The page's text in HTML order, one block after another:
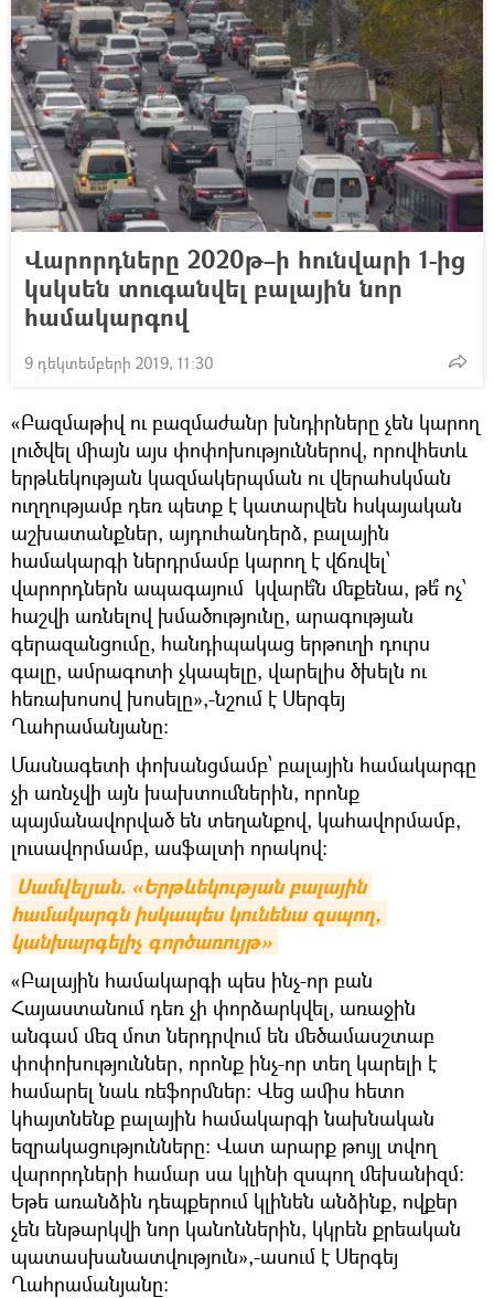
Վարորդները 2020թ–ի հունվարի 1-ից
կսկսեն տուգանվել բալային նոր
համակարգով
9 դեկտեմբերի 2019, 11:30
«Բազմաթիվ ու բազմաժանր խնդիրները չեն կարող
լուծվել միայն այս փոփոխություններով, որովհետև
երթևեկության կազմակերպման ու վերահսկման
ուղղությամբ դեռ պետք է կատարվեն հսկայական
աշխատանքներ, այդուհանդերձ, բալային
համակարգի ներդրմամբ կարող է վճռվել՝
վարորդներն ապագայում կվարե՞ն մեքենա, թե՞ ոչ՝
հաշվի առնելով խմածությունը, արագության
գերազանցումը, հանդիպակաց երթուղի դուրս
գալը, ամրագոտի չկապելը, վարելիս ծխելն ու
հեռախոսով խոսելը»,-նշում է Սերգեյ
Ղահրամանյանը:
Մասնագետի փոխանցմամբ՝ բալային համակարգը
չի առնչվի այն խախտումներին, որոնք
պայմանավորված են տեղանքով, կահավորմամբ,
լուսավորմամբ, ասֆալտի որակով:
Սամվելյան. «Երթևեկության բալային
համակարգն իսկապես կունենա զսպող,
կանխարգելիչ գործառույթ»
«Բալային համակարգի պես ինչ-որ բան
Հայաստանում դեռ չի փորձարկվել, առաջին
անգամ մեզ մոտ ներդրվում են մեծամասշտաբ
փոփոխություններ, որոնք ինչ-որ տեղ կարելի է
համարել նաև ռեֆորմներ: Վեց ամիս հետո
կհայտնենք բալային համակարգի նախնական
եզրակացությունները: Վատ արարք թույլ տվող
վարորդների համար սա կլինի զսպող մեխանիզմ:
Եթե առանձին դեպքերում կլինեն անձինք, ովքեր
չեն ենթարկվի նոր կանոններին, կկրեն քրեական
պատասխանատվություն»,-ասում է Սերգեյ
Ղահրամանյանը: